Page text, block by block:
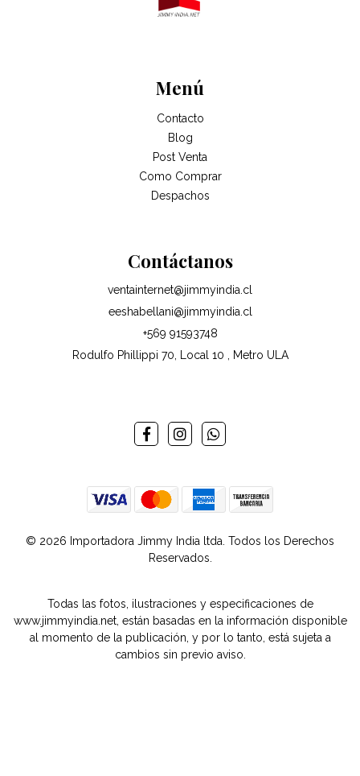
Menú
Contacto
Blog
Post Venta
Como Comprar
Despachos
Contáctanos
ventainternet@jimmyindia.cl
eeshabellani@jimmyindia.cl
+569 91593748
Rodulfo Phillippi 70, Local 10 , Metro ULA
© 2026 Importadora Jimmy India ltda. Todos los Derechos
Reservados.
Todas las fotos, ilustraciones y especificaciones de
www.jimmyindia.net, están basadas en la información disponible
al momento de la publicación, y por lo tanto, está sujeta a
cambios sin previo aviso.